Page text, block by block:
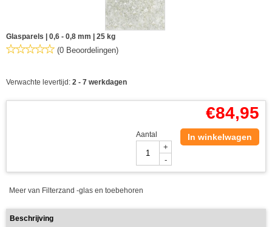
Glasparels | 0,6 - 0,8 mm | 25 kg
(0 Beoordelingen)
Verwachte levertijd: 2 - 7 werkdagen
€84,95
Aantal
+
-
In winkelwagen
Meer van Filterzand -glas en toebehoren
Beschrijving